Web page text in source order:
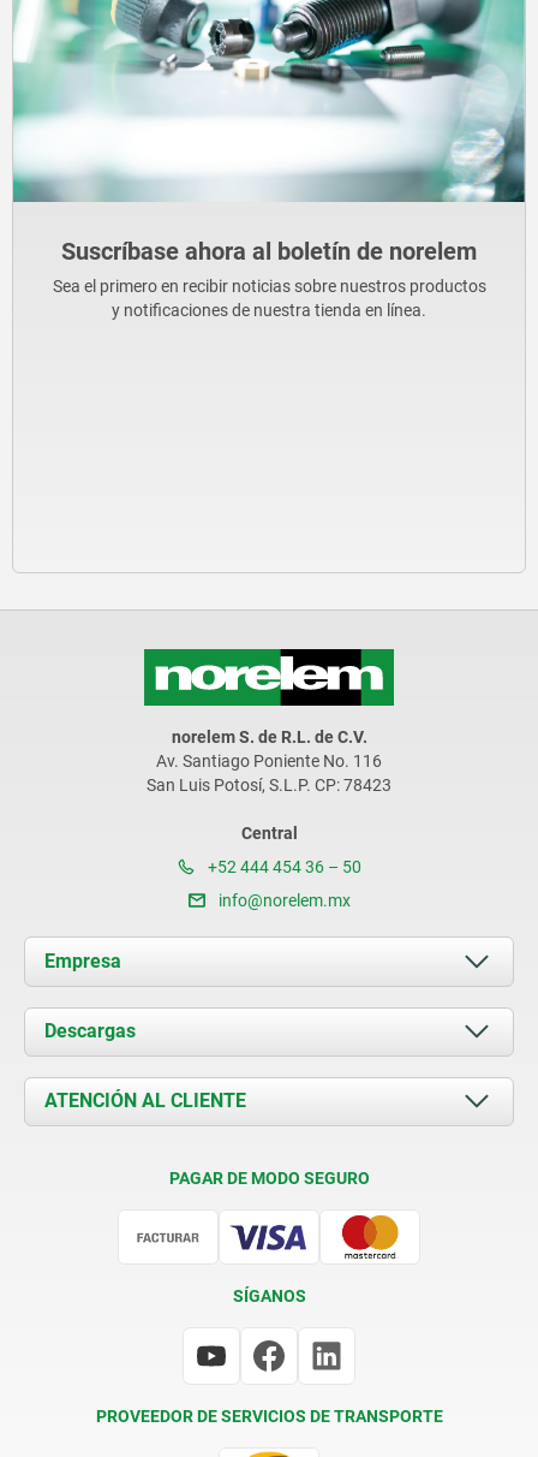
Suscríbase ahora al boletín de norelem
Sea el primero en recibir noticias sobre nuestros productos
y notificaciones de nuestra tienda en línea.
norelem S. de R.L. de C.V.
Av. Santiago Poniente No. 116
San Luis Potosí, S.L.P. CP: 78423
Central
+52 444 454 36 – 50
info@norelem.mx
Empresa
Acerca de nosotros
Novedades
Contacto
Descargas
Documents
ATENCIÓN AL CLIENTE
PAGAR DE MODO SEGURO
SÍGANOS
PROVEEDOR DE SERVICIOS DE TRANSPORTE